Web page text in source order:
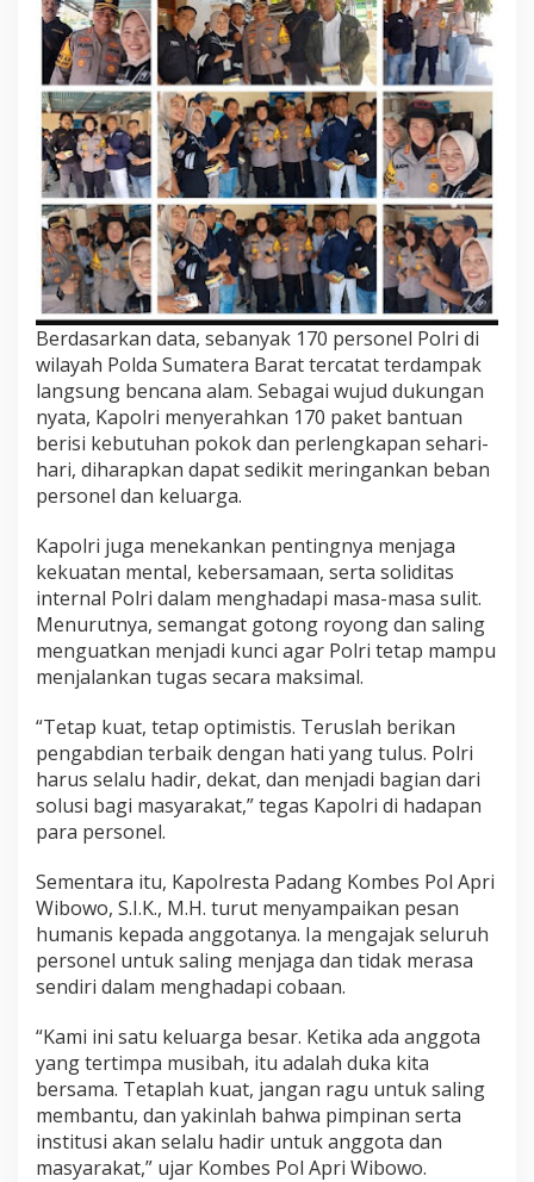
Berdasarkan data, sebanyak 170 personel Polri di
wilayah Polda Sumatera Barat tercatat terdampak
langsung bencana alam. Sebagai wujud dukungan
nyata, Kapolri menyerahkan 170 paket bantuan
berisi kebutuhan pokok dan perlengkapan sehari-
hari, diharapkan dapat sedikit meringankan beban
personel dan keluarga.
Kapolri juga menekankan pentingnya menjaga
kekuatan mental, kebersamaan, serta soliditas
internal Polri dalam menghadapi masa-masa sulit.
Menurutnya, semangat gotong royong dan saling
menguatkan menjadi kunci agar Polri tetap mampu
menjalankan tugas secara maksimal.
“Tetap kuat, tetap optimistis. Teruslah berikan
pengabdian terbaik dengan hati yang tulus. Polri
harus selalu hadir, dekat, dan menjadi bagian dari
solusi bagi masyarakat,” tegas Kapolri di hadapan
para personel.
Sementara itu, Kapolresta Padang Kombes Pol Apri
Wibowo, S.I.K., M.H. turut menyampaikan pesan
humanis kepada anggotanya. Ia mengajak seluruh
personel untuk saling menjaga dan tidak merasa
sendiri dalam menghadapi cobaan.
“Kami ini satu keluarga besar. Ketika ada anggota
yang tertimpa musibah, itu adalah duka kita
bersama. Tetaplah kuat, jangan ragu untuk saling
membantu, dan yakinlah bahwa pimpinan serta
institusi akan selalu hadir untuk anggota dan
masyarakat,” ujar Kombes Pol Apri Wibowo.